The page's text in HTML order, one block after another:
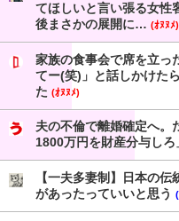
てほしいと言い張る女性
後まさかの展開に… (ｵﾇﾇﾒ)
家族の食事会で席を立っ
てー(笑)」と話しかけた
た (ｵﾇﾇﾒ)
夫の不倫で離婚確定へ。
1800万円を財産分与しろ
【一夫多妻制】日本の
があったっていいと思う